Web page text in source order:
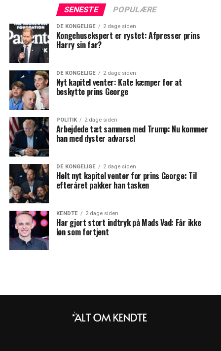
SENESTE POPULÆRE
DE KONGELIGE 2 dage siden
Kongehusekspert er rystet: Afpresser prins
Harry sin far?
DE KONGELIGE 2 dage siden
Nyt kapitel venter: Kate kæmper for at
beskytte prins George
POLITIK 2 dage siden
Arbejdede tæt sammen med Trump: Nu kommer
han med dyster advarsel
DE KONGELIGE 2 dage siden
Helt nyt kapitel venter for prins George: Til
efteråret pakker han tasken
KENDTE 2 dage siden
Har gjort stort indtryk på Mads Vad: Får ikke
løn som fortjent